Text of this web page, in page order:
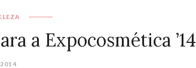
a Expocosmética ’14